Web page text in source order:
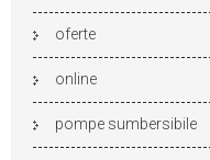
oferte
online
pompe sumbersibile